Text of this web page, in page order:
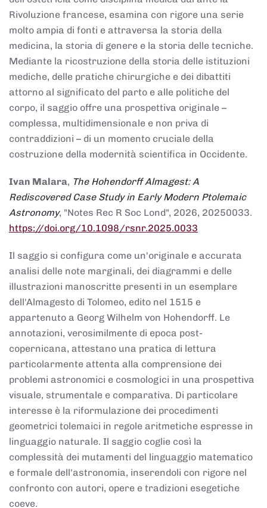
Rivoluzione francese, esamina con rigore una serie
molto ampia di fonti e attraversa la storia della
medicina, la storia di genere e la storia delle tecniche.
Mediante la ricostruzione della storia delle istituzioni
mediche, delle pratiche chirurgiche e dei dibattiti
attorno al significato del parto e alle politiche del
corpo, il saggio offre una prospettiva originale –
complessa, multidimensionale e non priva di
contraddizioni – di un momento cruciale della
costruzione della modernità scientifica in Occidente.
Ivan Malara, The Hohendorff Almagest: A
Rediscovered Case Study in Early Modern Ptolemaic
Astronomy, "Notes Rec R Soc Lond", 2026, 20250033.
https://doi.org/10.1098/rsnr.2025.0033
Il saggio si configura come un'originale e accurata
analisi delle note marginali, dei diagrammi e delle
illustrazioni manoscritte presenti in un esemplare
dell'Almagesto di Tolomeo, edito nel 1515 e
appartenuto a Georg Wilhelm von Hohendorff. Le
annotazioni, verosimilmente di epoca post-
copernicana, attestano una pratica di lettura
particolarmente attenta alla comprensione dei
problemi astronomici e cosmologici in una prospettiva
visuale, strumentale e comparativa. Di particolare
interesse è la riformulazione dei procedimenti
geometrici tolemaici in regole aritmetiche espresse in
linguaggio naturale. Il saggio coglie così la
complessità dei mutamenti del linguaggio matematico
e formale dell'astronomia, inserendoli con rigore nel
confronto con autori, opere e tradizioni esegetiche
coeve.